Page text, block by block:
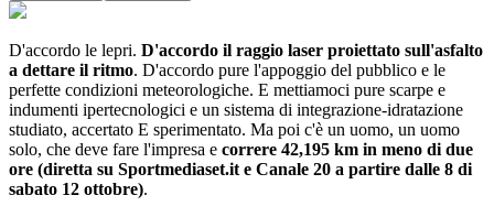
D'accordo le lepri. D'accordo il raggio laser proiettato sull'asfalto
a dettare il ritmo. D'accordo pure l'appoggio del pubblico e le
perfette condizioni meteorologiche. E mettiamoci pure scarpe e
indumenti ipertecnologici e un sistema di integrazione-idratazione
studiato, accertato E sperimentato. Ma poi c'è un uomo, un uomo
solo, che deve fare l'impresa e correre 42,195 km in meno di due
ore (diretta su Sportmediaset.it e Canale 20 a partire dalle 8 di
sabato 12 ottobre).